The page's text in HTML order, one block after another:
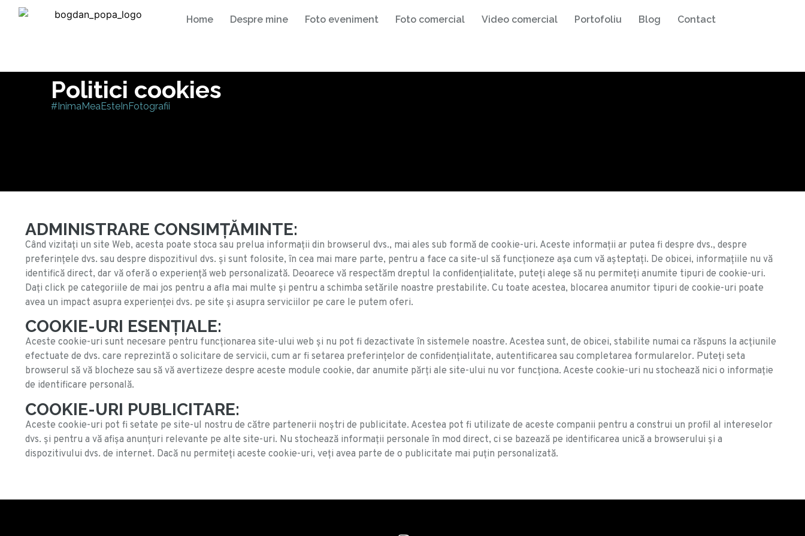
Home Despre mine Foto eveniment Foto comercial Video comercial Portofoliu Blog Contact
Politici cookies
#InimaMeaEsteInFotografii
ADMINISTRARE CONSIMȚĂMINTE:
Când vizitați un site Web, acesta poate stoca sau prelua informații din browserul dvs., mai ales sub formă de cookie-uri. Aceste informații ar putea fi despre dvs., despre
preferințele dvs. sau despre dispozitivul dvs. și sunt folosite, în cea mai mare parte, pentru a face ca site-ul să funcționeze așa cum vă așteptați. De obicei, informațiile nu vă
identifică direct, dar vă oferă o experiență web personalizată. Deoarece vă respectăm dreptul la confidențialitate, puteți alege să nu permiteți anumite tipuri de cookie-uri.
Dați click pe categoriile de mai jos pentru a afla mai multe și pentru a schimba setările noastre prestabilite. Cu toate acestea, blocarea anumitor tipuri de cookie-uri poate
avea un impact asupra experienței dvs. pe site și asupra serviciilor pe care le putem oferi.
COOKIE-URI ESENȚIALE:
Aceste cookie-uri sunt necesare pentru funcționarea site-ului web și nu pot fi dezactivate în sistemele noastre. Acestea sunt, de obicei, stabilite numai ca răspuns la acțiunile
efectuate de dvs. care reprezintă o solicitare de servicii, cum ar fi setarea preferințelor de confidențialitate, autentificarea sau completarea formularelor. Puteți seta
browserul să vă blocheze sau să vă avertizeze despre aceste module cookie, dar anumite părți ale site-ului nu vor funcționa. Aceste cookie-uri nu stochează nici o informație
de identificare personală.
COOKIE-URI PUBLICITARE:
Aceste cookie-uri pot fi setate pe site-ul nostru de către partenerii noștri de publicitate. Acestea pot fi utilizate de aceste companii pentru a construi un profil al intereselor
dvs. și pentru a vă afișa anunțuri relevante pe alte site-uri. Nu stochează informații personale în mod direct, ci se bazează pe identificarea unică a browserului și a
dispozitivului dvs. de internet. Dacă nu permiteți aceste cookie-uri, veți avea parte de o publicitate mai puțin personalizată.